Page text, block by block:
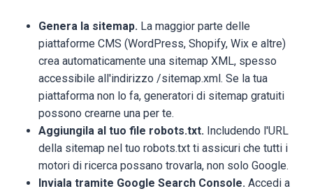
Genera la sitemap. La maggior parte delle
piattaforme CMS (WordPress, Shopify, Wix e altre)
crea automaticamente una sitemap XML, spesso
accessibile all'indirizzo /sitemap.xml. Se la tua
piattaforma non lo fa, generatori di sitemap gratuiti
possono crearne una per te.
Aggiungila al tuo file robots.txt. Includendo l'URL
della sitemap nel tuo robots.txt ti assicuri che tutti i
motori di ricerca possano trovarla, non solo Google.
Inviala tramite Google Search Console. Accedi a